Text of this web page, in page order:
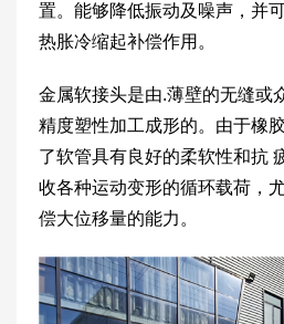
置。能够降低振动及噪声，并
热胀冷缩起补偿作用。
金属软接头是由.薄壁的无缝或
精度塑性加工成形的。由于橡
了软管具有良好的柔软性和抗
收各种运动变形的循环载荷，
偿大位移量的能力。